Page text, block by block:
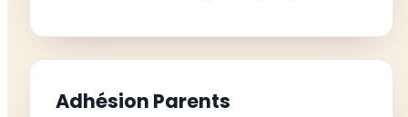
Adhésion Parents